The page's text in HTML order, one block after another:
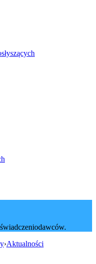
›Aktualności